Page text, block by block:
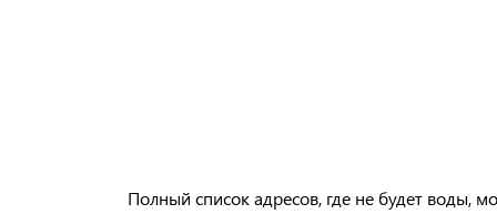
Полный список адресов, где не будет воды,